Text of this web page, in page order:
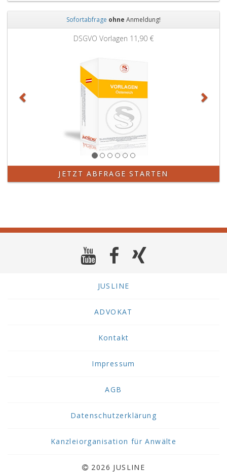
Sofortabfrage ohne Anmeldung!
DSGVO Vorlagen 11,90 €
JETZT ABFRAGE STARTEN
JUSLINE
ADVOKAT
Kontakt
Impressum
AGB
Datenschutzerklärung
Kanzleiorganisation für Anwälte
2026 JUSLINE